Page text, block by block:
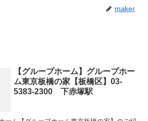
maker
【グループホーム】グループホー
ム東京板橋の家【板橋区】03-
5383-2300 下赤塚駅